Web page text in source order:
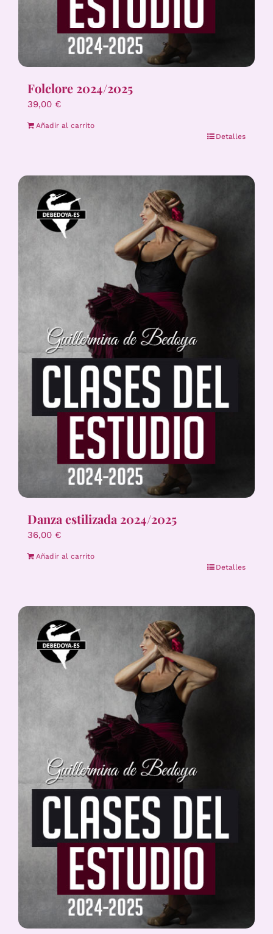
Folclore 2024/2025
39,00 €
Añadir al carrito
Detalles
Danza estilizada 2024/2025
36,00 €
Añadir al carrito
Detalles